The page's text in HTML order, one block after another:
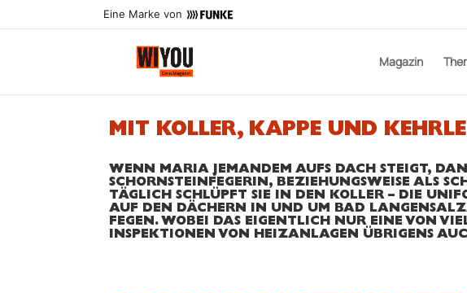
Eine Marke von
Magazin
MIT KOLLER, KAPPE UND
WENN MARIA JEMANDEM AUFS DACH STEIGT,
SCHORNSTEINFEGERIN, BEZIEHUNGSWEISE ALS
TÄGLICH SCHLÜPFT SIE IN DEN KOLLER – DIE
AUF DEN DÄCHERN IN UND UM BAD
FEGEN. WOBEI DAS EIGENTLICH NUR EINE VON
INSPEKTIONEN VON HEIZANLAGEN ÜBRIGENS